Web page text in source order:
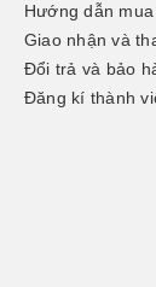
Hướng dẫn
Giao nhận và
Đổi trả và bảo
Đăng kí thành